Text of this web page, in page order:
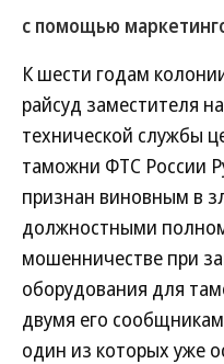
с помощью
К шести годам
райсуд заместителя
технической службы
таможни ФТС России
признан виновным в
должностными
мошенничестве при
оборудования для
двумя его
один из которых уже